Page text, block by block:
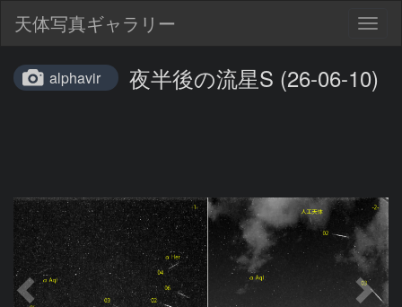
天体写真ギャラリー
alphavir 夜半後の流星S (26-06-10)